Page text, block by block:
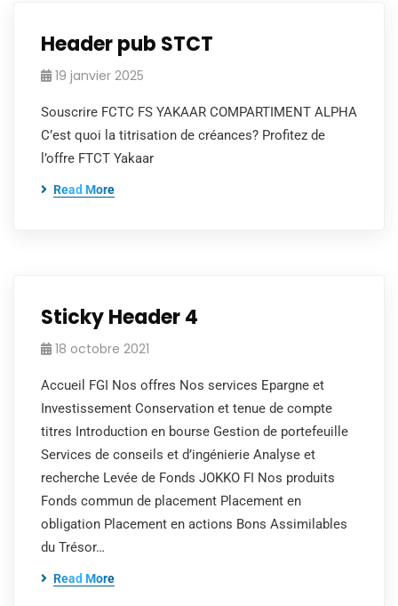
Header pub STCT
19 janvier 2025
Souscrire FCTC FS YAKAAR COMPARTIMENT ALPHA
C’est quoi la titrisation de créances? Profitez de
l’offre FTCT Yakaar
Read More
Sticky Header 4
18 octobre 2021
Accueil FGI Nos offres Nos services Epargne et
Investissement Conservation et tenue de compte
titres Introduction en bourse Gestion de portefeuille
Services de conseils et d’ingénierie Analyse et
recherche Levée de Fonds JOKKO FI Nos produits
Fonds commun de placement Placement en
obligation Placement en actions Bons Assimilables
du Trésor…
Read More